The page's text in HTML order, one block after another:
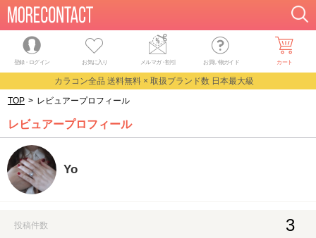
登録・ログイン お気に入り メルマガ・割引 お買い物ガイド カート
カラコン全品 送料無料 × 取扱ブランド数 日本最大級
TOP > レビュアープロフィール
レビュアープロフィール
Yo
投稿件数 3